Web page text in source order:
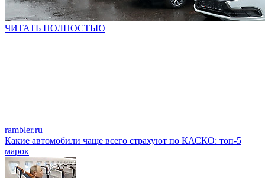
ЧИТАТЬ ПОЛНОСТЬЮ
rambler.ru
Какие автомобили чаще всего страхуют по КАСКО: топ-5
марок